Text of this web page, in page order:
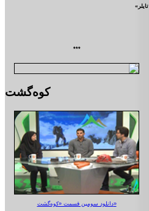
تايلر»
***
کوه‌گشت
دانلود سومین قسمت «کوه‌گشت»